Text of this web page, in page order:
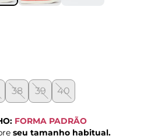
38 39 40
FORMA PADRÃO
seu tamanho habitual.